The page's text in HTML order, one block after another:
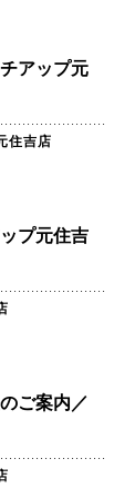
アップ元
住吉店
プ元住吉
ご案内／